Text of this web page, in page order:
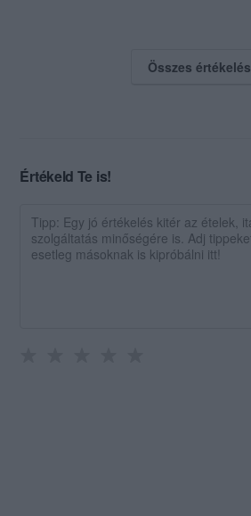
Összes értékelés
Értékeld Te is!